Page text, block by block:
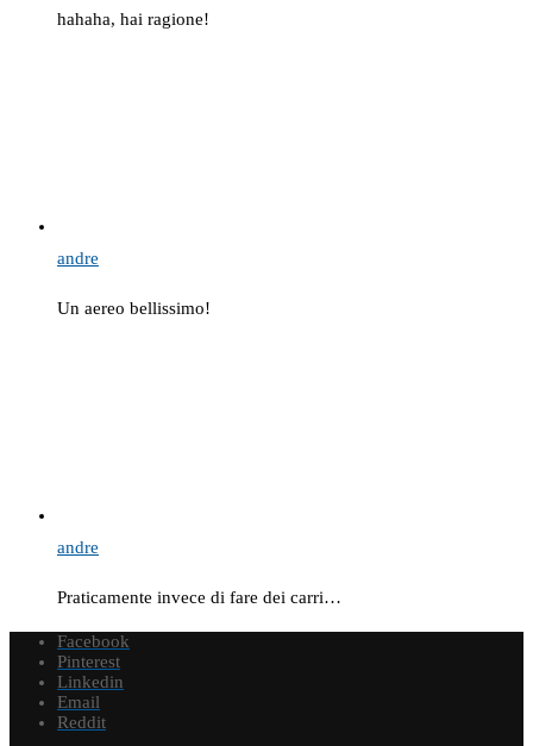
hahaha, hai ragione!
andre
Un aereo bellissimo!
andre
Praticamente invece di fare dei carri…
Facebook
Pinterest
Linkedin
Email
Reddit